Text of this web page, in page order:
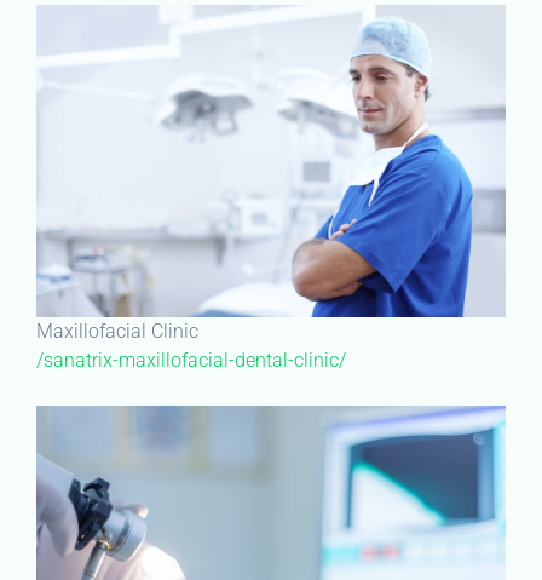
Maxillofacial Clinic
/sanatrix-maxillofacial-dental-clinic/